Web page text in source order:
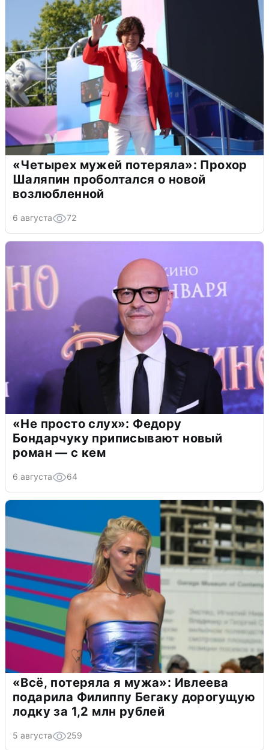
«Четырех мужей потеряла»: Прохор
Шаляпин проболтался о новой
возлюбленной
6 августа 72
«Не просто слух»: Федору
Бондарчуку приписывают новый
роман — с кем
6 августа 64
«Всё, потеряла я мужа»: Ивлеева
подарила Филиппу Бегаку дорогущую
лодку за 1,2 млн рублей
5 августа 259